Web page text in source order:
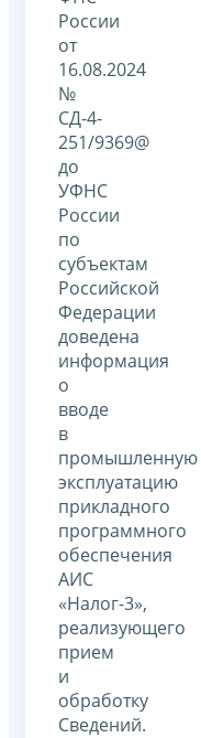
России
от
16.08.2024
№
СД-4-
251/9369@
до
УФНС
России
по
субъектам
Российской
Федерации
доведена
информация
о
вводе
в
промышленную
эксплуатацию
прикладного
программного
обеспечения
АИС
«Налог-3»,
реализующего
прием
и
обработку
Сведений.